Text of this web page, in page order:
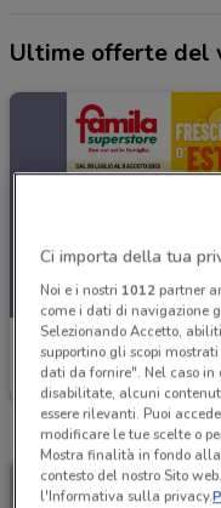
Ultime offerte del
Famila
Scade domenica
Ci importa della tua
Noi e i nostri 1012partner
come i dati di navigazione
Selezionando Accetto,
supportino gli scopi
dati da fornire". Nel caso in
disabilitate, alcuni
essere rilevanti. Puoi
modificare le tue scelte o
Mostra finalità in fondo
contesto del nostro Sito
l'Informativa sulla privacy.